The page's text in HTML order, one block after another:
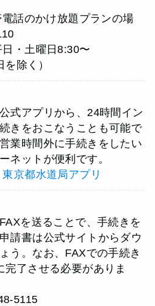
電話のかけ放題プランの場
日・土曜日8:30〜
除く）
式アプリから、24時間イン
きをおこなうことも可能で
業時間外に手続きをしたい
ネットが便利です。
東京都水道局アプリ
を送ることで、手続きを
請書は公式サイトからダウ
う。なお、FAXでの手続き
完了させる必要がありま
5115